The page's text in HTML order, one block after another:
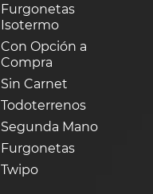
Furgonetas
Isotermo
Con Opción a
Compra
Sin Carnet
Todoterrenos
Segunda Mano
Furgonetas
Twipo